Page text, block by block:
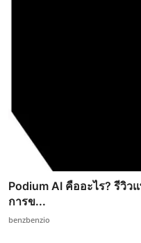
Podium AI คืออะไร? รีวิ
การข...
benzbenzio